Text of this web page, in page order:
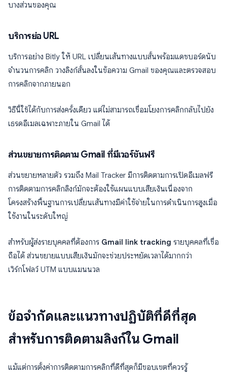
บางส่วนของคุณ
บริการย่อ URL
บริการอย่าง Bitly ให้ URL เปลี่ยนเส้นทางแบบสั้นพร้อมแดชบอร์ดนับ
จำนวนการคลิก วางลิงก์สั้นลงในข้อความ Gmail ของคุณและตรวจสอบ
การคลิกจากภายนอก
วิธีนี้ใช้ได้กับการส่งครั้งเดียว แต่ไม่สามารถเชื่อมโยงการคลิกกลับไปยัง
เธรดอีเมลเฉพาะภายใน Gmail ได้
ส่วนขยายการติดตาม Gmail ที่มีเวอร์ชันฟรี
ส่วนขยายหลายตัว รวมถึง Mail Tracker มีการติดตามการเปิดอีเมลฟรี
การติดตามการคลิกลิงก์มักจะต้องใช้แผนแบบเสียเงินเนื่องจาก
โครงสร้างพื้นฐานการเปลี่ยนเส้นทางมีค่าใช้จ่ายในการดำเนินการสูงเมื่อ
ใช้งานในระดับใหญ่
สำหรับผู้ส่งรายบุคคลที่ต้องการ Gmail link tracking รายบุคคลที่เชื่อ
ถือได้ ส่วนขยายแบบเสียเงินมักจะช่วยประหยัดเวลาได้มากกว่า
เวิร์กโฟลว์ UTM แบบแมนนวล
ข้อจำกัดและแนวทางปฏิบัติที่ดีที่สุด
สำหรับการติดตามลิงก์ใน Gmail
แม้แต่การตั้งค่าการติดตามการคลิกที่ดีที่สุดก็มีขอบเขตที่ควรรู้